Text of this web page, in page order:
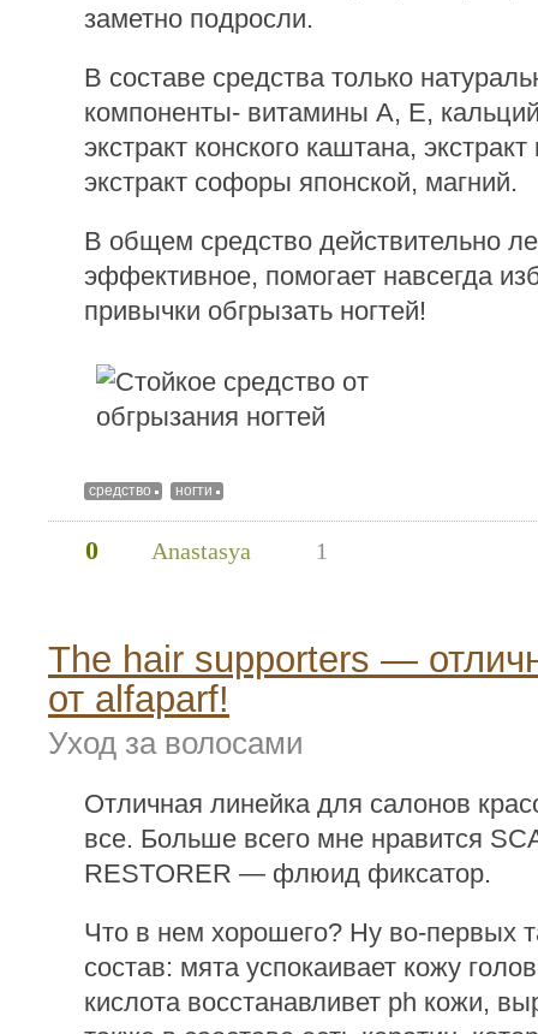
заметно подросли.
В составе средства только
компоненты- витамины А, Е,
экстракт конского каштана,
экстракт софоры японской, магний.
В общем средство действительно
эффективное, помогает навсегда
привычки обгрызать ногтей!
средство ногти
0 Anastasya 1
The hair supporters —
от alfaparf!
Уход за волосами
Отличная линейка для салонов
все. Больше всего мне нравится
RESTORER — флюид фиксатор.
Что в нем хорошего? Ну во-первых
состав: мята успокаивает кожу
кислота восстанавливет ph кожи,